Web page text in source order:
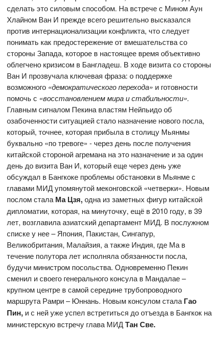
сделать это силовым способом. На встрече с Мином Аун
Хлайном Ван И прежде всего решительно высказался
против интернационализации конфликта, что следует
понимать как предостережение от вмешательства со
стороны Запада, которое в настоящее время объективно
облегчено кризисом в Бангладеш. В ходе визита со стороны
Ван И прозвучала ключевая фраза: о поддержке
возможного «демократического перехода» и готовности
помочь с «восстановлением мира и стабильности».
Главным сигналом Пекина властям Нейпьидо об
озабоченности ситуацией стало назначение нового посла,
который, точнее, которая прибыла в столицу Мьянмы
буквально «по тревоге» - через день после получения
китайской стороной агремана на это назначение и за один
день до визита Ван И, который еще через день уже
обсуждал в Бангкоке проблемы обстановки в Мьянме с
главами МИД упомянутой меконговской «четверки». Новым
послом стала Ма Цзя,одна из заметных фигур китайской
дипломатии, которая, на минуточку, ещё в 2010 году, в 39
лет, возглавила азиатский департамент МИД. В послужном
списке у нее – Япония, Пакистан, Сингапур,
Великобритания, Малайзия, а также Индия, где Ма в
течение полутора лет исполняла обязанности посла,
будучи министром посольства. Одновременно Пекин
сменил и своего генерального консула в Мандалае –
крупном центре в самой середине трубопроводного
маршрута Рамри – Юннань. Новым консулом стала Гао
Пин, и с ней уже успел встретиться до отъезда в Бангкок на
министерскую встречу глава МИДТан Све.